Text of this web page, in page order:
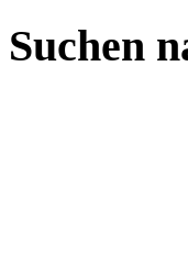
Suchen